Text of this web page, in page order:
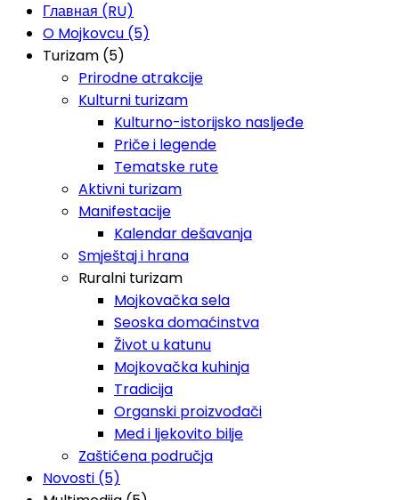
Главная (RU)
O Mojkovcu (5)
Turizam (5)
Prirodne atrakcije
Kulturni turizam
Kulturno-istorijsko nasljeđe
Priče i legende
Tematske rute
Aktivni turizam
Manifestacije
Kalendar dešavanja
Smještaj i hrana
Ruralni turizam
Mojkovačka sela
Seoska domaćinstva
Život u katunu
Mojkovačka kuhinja
Tradicija
Organski proizvođači
Med i ljekovito bilje
Zaštićena područja
Novosti (5)